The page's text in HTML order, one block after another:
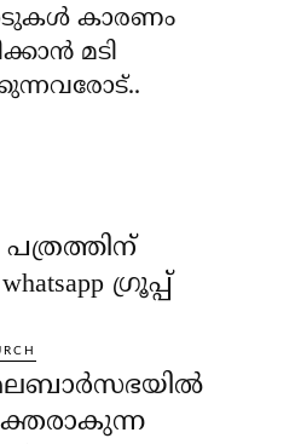
കാരണം
മടി
ഗ്രൂപ്പ്